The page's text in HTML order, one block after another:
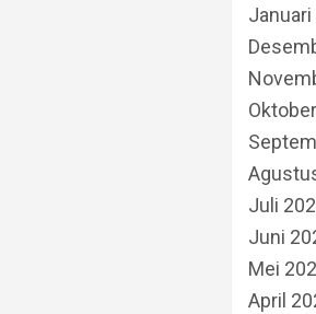
Juli
Juni
Mei
April